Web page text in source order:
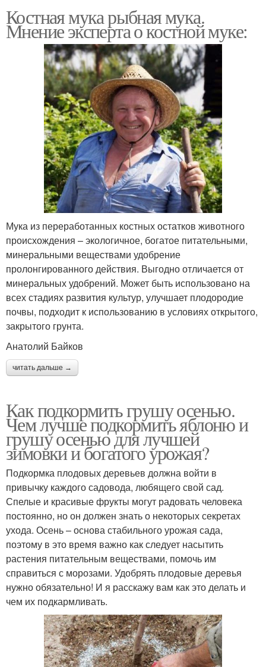
Костная мука рыбная мука.
Мнение эксперта о костной муке:
Мука из переработанных костных остатков животного
происхождения – экологичное, богатое питательными,
минеральными веществами удобрение
пролонгированного действия. Выгодно отличается от
минеральных удобрений. Может быть использовано на
всех стадиях развития культур, улучшает плодородие
почвы, подходит к использованию в условиях открытого,
закрытого грунта.
Анатолий Байков
читать дальше →
Как подкормить грушу осенью.
Чем лучше подкормить яблоню и
грушу осенью для лучшей
зимовки и богатого урожая?
Подкормка плодовых деревьев должна войти в
привычку каждого садовода, любящего свой сад.
Спелые и красивые фрукты могут радовать человека
постоянно, но он должен знать о некоторых секретах
ухода. Осень – основа стабильного урожая сада,
поэтому в это время важно как следует насытить
растения питательным веществами, помочь им
справиться с морозами. Удобрять плодовые деревья
нужно обязательно! И я расскажу вам как это делать и
чем их подкармливать.